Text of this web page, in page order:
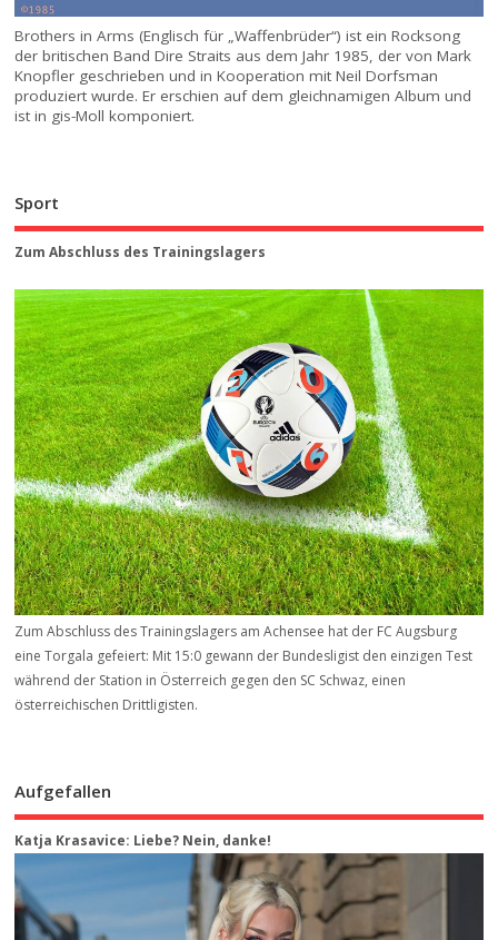
Brothers in Arms (Englisch für „Waffenbrüder“) ist ein Rocksong
der britischen Band Dire Straits aus dem Jahr 1985, der von Mark
Knopfler geschrieben und in Kooperation mit Neil Dorfsman
produziert wurde. Er erschien auf dem gleichnamigen Album und
ist in gis-Moll komponiert.
Sport
Zum Abschluss des Trainingslagers
Zum Abschluss des Trainingslagers am Achensee hat der FC Augsburg
eine Torgala gefeiert: Mit 15:0 gewann der Bundesligist den einzigen Test
während der Station in Österreich gegen den SC Schwaz, einen
österreichischen Drittligisten.
Aufgefallen
Katja Krasavice: Liebe? Nein, danke!